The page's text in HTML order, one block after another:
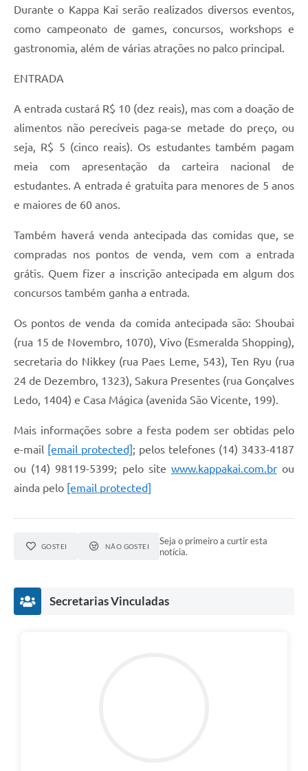
Durante o Kappa Kai serão realizados diversos eventos,
como campeonato de games, concursos, workshops e
gastronomia, além de várias atrações no palco principal.
ENTRADA
A entrada custará R$ 10 (dez reais), mas com a doação de
alimentos não perecíveis paga-se metade do preço, ou
seja, R$ 5 (cinco reais). Os estudantes também pagam
meia com apresentação da carteira nacional de
estudantes. A entrada é gratuita para menores de 5 anos
e maiores de 60 anos.
Também haverá venda antecipada das comidas que, se
compradas nos pontos de venda, vem com a entrada
grátis. Quem fizer a inscrição antecipada em algum dos
concursos também ganha a entrada.
Os pontos de venda da comida antecipada são: Shoubai
(rua 15 de Novembro, 1070), Vivo (Esmeralda Shopping),
secretaria do Nikkey (rua Paes Leme, 543), Ten Ryu (rua
24 de Dezembro, 1323), Sakura Presentes (rua Gonçalves
Ledo, 1404) e Casa Mágica (avenida São Vicente, 199).
Mais informações sobre a festa podem ser obtidas pelo
e-mail [email protected]; pelos telefones (14) 3433-4187
ou (14) 98119-5399; pelo site www.kappakai.com.brou
ainda pelo [email protected]
GOSTEI NÃO GOSTEI
Seja o primeiro a curtir esta
notícia.
Secretarias Vinculadas